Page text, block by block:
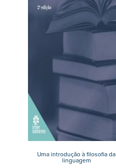
Uma introdução à filosofia da
linguagem